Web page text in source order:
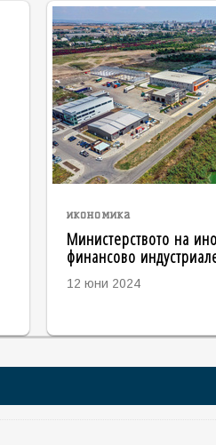
икономика
Министерството на
финансово
12 юни 2024